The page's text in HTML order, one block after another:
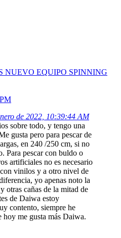
NUEVO EQUIPO SPINNING
de 2022, 10:39:44 AM
sobre todo, y tengo una
gusta pero para pescar de
en 240 /250 cm, si no
Para pescar con buldo o
artificiales no es necesario
con vinilos y a otro nivel de
yo apenas noto la
otras cañas de la mitad de
de Daiwa estoy
contento, siempre he
me gusta más Daiwa.